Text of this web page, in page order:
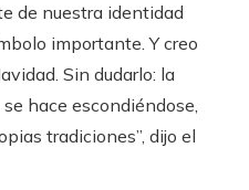
de nuestra identidad
importante. Y creo
Sin dudarlo: la
hace escondiéndose,
tradiciones”, dijo el